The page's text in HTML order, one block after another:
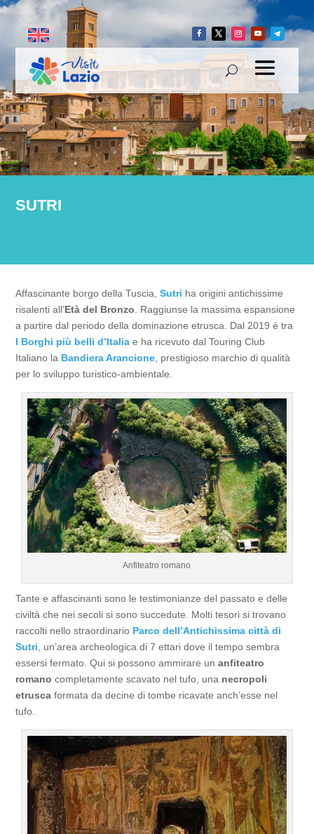
SUTRI
Affascinante borgo della Tuscia,Sutri ha origini antichissime
risalenti all’Età del Bronzo . Raggiunse la massima espansione
a partire dal periodo della dominazione etrusca. Dal 2019 è tra
I Borghi più belli d’Italiae ha ricevuto dal Touring Club
Italiano la Bandiera Arancione , prestigioso marchio di qualità
per lo sviluppo turistico-ambientale.
Anfiteatro romano
Tante e affascinanti sono le testimonianze del passato e delle
civiltà che nei secoli si sono succedute. Molti tesori si trovano
raccolti nello straordinario Parco dell’Antichissima città di
Sutri , un’area archeologica di 7 ettari dove il tempo sembra
essersi fermato. Qui si possono ammirare un anfiteatro
romano completamente scavato nel tufo, una necropoli
etrusca formata da decine di tombe ricavate anch’esse nel
tufo.